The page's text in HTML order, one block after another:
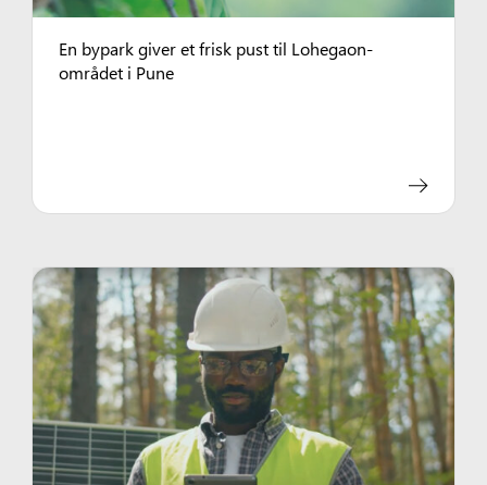
En bypark giver et frisk pust til Lohegaon-
området i Pune